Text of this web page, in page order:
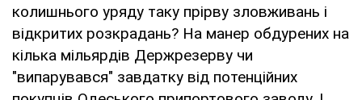
колишнього уряду таку прірву зловживань і
відкритих розкрадань? На манер обдурених на
кілька мільярдів Держрезерву чи
"випарувався" завдатку від потенційних